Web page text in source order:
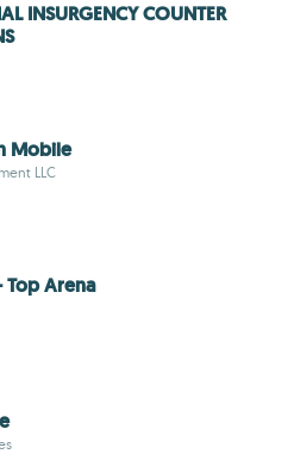
INSURGENCY COUNTER
Mobile
LLC
Top Arena